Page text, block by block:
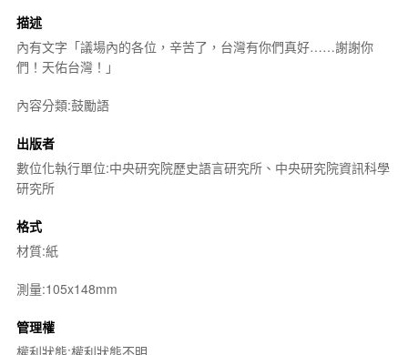
描述
內有文字「議場內的各位，辛苦了，台灣有你們真好……謝謝你
們！天佑台灣！」
內容分類:鼓勵語
出版者
數位化執行單位:中央研究院歷史語言研究所、中央研究院資訊科學
研究所
格式
材質:紙
測量:105x148mm
管理權
權利狀態:權利狀態不明